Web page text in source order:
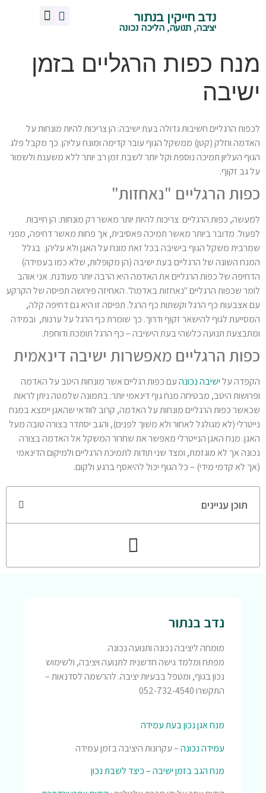
נדב חייקין בנתור
יציבה, תנועה, הליכה נכונה
מנח כפות הרגליים בזמן
ישיבה
לכפות הרגליים חשיבות גדולה בעת ישיבה: הן צריכות להיות מונחות על
האדמה וחלק (קטן) ממשקל הגוף עובר קדימה ומונח עליהן. כך מקבל פלג
הגוף העליון תמיכה נוספת וקל יותר לשבת זמן רב יותר ללא משענת ולשמור
על גב זקוף.
כפות הרגליים "נאחזות"
למעשה, כפות הרגליים צריכות להיות יותר מאשר רק מונחות: הן חייבות
לפעול. מדובר ביותר מאשר תמיכה פאסיבית, אך פחות מאשר דחיפה, מפני
שמרבית משקל הגוף בישיבה בכל זאת מונח על האגן ולא עליהן. בגלל
המנח השונה של הרגליים בעת ישיבה (הן מקופלות, שלא כמו בעמידה)
הדחיפה של כפות הרגליים את האדמה היא הרבה יותר מעודנת. אני אוהב
לומר שכפות הרגליים "נאחזות באדמה". האחיזה פירושה תפיסה של הקרקע
עם אצבעות כף הרגל וקשתות כף הרגל. תפיסה זו היא גם דחיפה קלה,
המסייעת לגוף להישאר זקוף ודרוך. כך שומרת כף הרגל על ערנות, ובמידה
ומתבצעת תנועה כלשהי בעת הישיבה – כף הרגל תומכת ודוחפת.
כפות הרגליים מאפשרות ישיבה דינאמית
הקפדה עלישיבה נכונהעם כפות רגליים אשר מונחות היטב על האדמה
ופרושות היטב, מבטיחה מנח גוף דינאמי יותר: בתמונה שלמטה ניתן לראות
שכאשר כפות הרגליים מונחות על האדמה, קרוב לוודאי שהאגן יימצא במנח
נייטרלי (לא מגולגל לאחור ולא משוך לפנים), והגב יסתדר בצורה טובה מעל
האגן. מנח האגן הנייטרלי מאפשר את שחרור המשקל אל האדמה בצורה
נכונה אך לא מוגזמת, ומצד שני תודות לתמיכת הרגליים ולמיקום הדינאמי
(אך לא קדמי מידי) – כל הגוף יכול להיאסף ברגע ולקום.
תוכן עניינים
נדב בנתור
מומחה ליציבה נכונה ותנועה נכונה.
מפתח ומלמד גישה חדשנית לתנועה ויציבה, ולשימוש
נכון בגוף, ומטפל בבעיות יציבה. להרשמה לסדנאות –
התקשרו 052-732-4540
מנח אגן נכון בעת עמידה
עמידה נכונה– עקרונות היציבה בזמן עמידה
מנח הגב בזמן ישיבה – כיצד לשבת נכון